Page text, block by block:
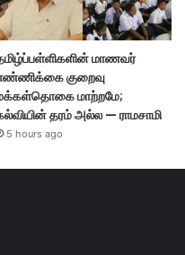
மாணவர்
குறைவு
மாற்றமே;
தரம் அல்ல — ராமசாமி
5 hours ago